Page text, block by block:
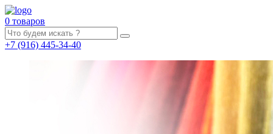
0 товаров
+7 (916) 445-34-40